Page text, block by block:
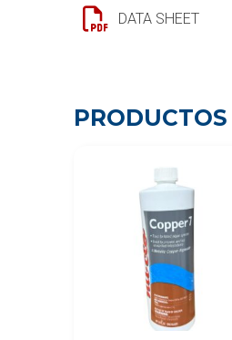
DATA SHEET